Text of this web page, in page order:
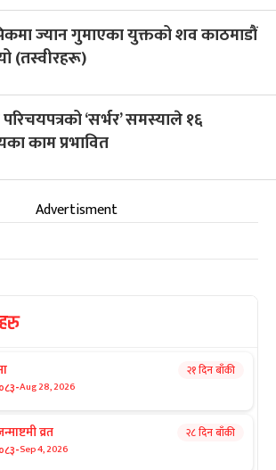
ज्यान गुमाएका युक्तको शव काठमाडौं
(तस्वीरहरू)
परिचयपत्रको ‘सर्भर’ समस्याले १६
काम प्रभावित
Advertisment
-Aug 28, 2026
२१ दिन बाँकी
व्रत
-Sep 4, 2026
२८ दिन बाँकी